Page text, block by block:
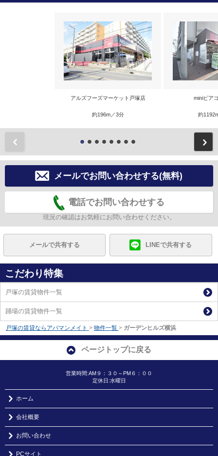
アルズフーズマーケット戸塚店
約196m／3分
miniピア
約
メールでお問い合わせする(無料)
電話でお問い合わせする
現況の確認はお気軽にお問い合わせください。
メールで共有する LINEで共有する
こだわり特集
戸塚の賃貸物件一覧
踊場の賃貸物件一覧
戸塚の賃貸ならアパマンメイト > 物件一覧 > ガーデンヒルズ横浜
ページトップに戻る
営業時間:AM９：３０～PM６：００
定休日:水曜日
ホーム
会社概要
お問い合わせ
PCサイト